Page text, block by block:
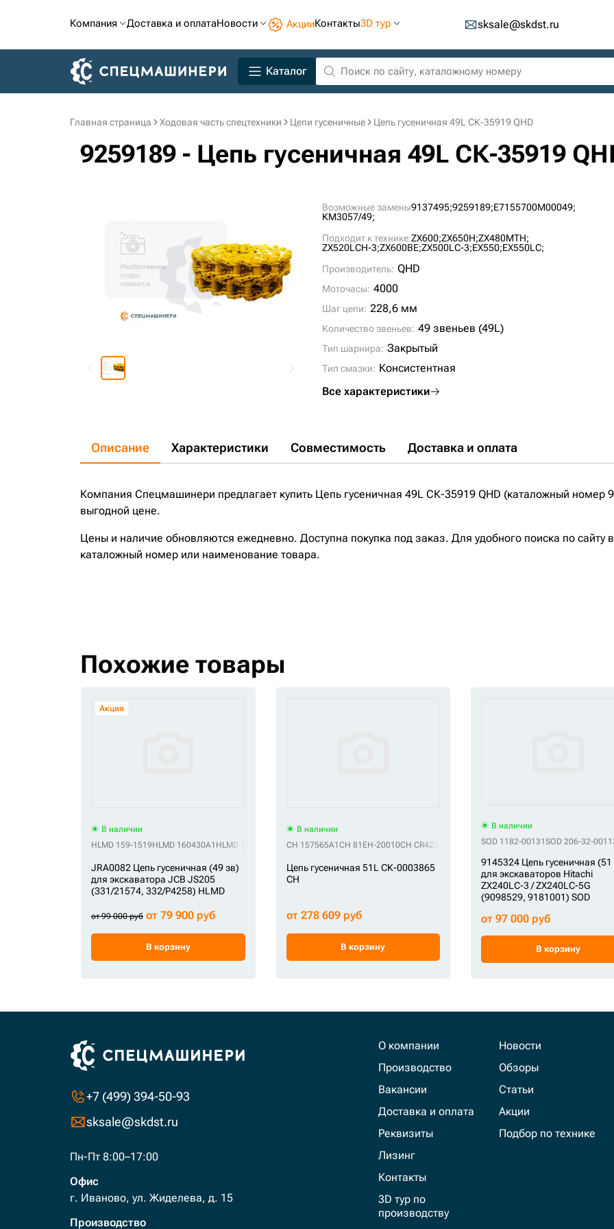
Компания Доставка и оплатаНовости АкцииКонтакты3D тур sksale@skdst.ru
Каталог
Главная страница Ходовая часть спецтехники Цепи гусеничные Цепь гусеничная 49L СК-35919 QHD
9259189 - Цепь гусеничная 49L СК-35919
Возможные замены9137495;9259189;E7155700M00049;
KM3057/49;
Подходит к технике:ZX600;ZX650H;ZX480MTH;
ZX520LCH-3;ZX600BE;ZX500LC-3;EX550;EX550LC;
Производитель: QHD
Моточасы: 4000
Шаг цепи: 228,6 мм
Количество звеньев: 49 звеньев (49L)
Тип шарнира: Закрытый
Тип смазки: Консистентная
Все характеристики
Описание Характеристики Совместимость Доставка и оплата
Компания Спецмашинери предлагает купить Цепь гусеничная 49L СК-35919 QHD (каталожный номер
выгодной цене.
Цены и наличие обновляются ежедневно. Доступна покупка под заказ. Для удобного поиска по сайту
каталожный номер или наименование товара.
Похожие товары
Акция
В наличии
HLMD 159-1519HLMD 160430A1 HLMD 168274A1 HLMD 194-1608HLMD 331/21574HLMD 332/P4258 HLMD 72210200HLMD 878812HLMD
JRA0082 Цепь гусеничная (49 зв)
для экскаватора JCB JS205
(331/21574, 332/P4258) HLMD
от 99 000 руб от 79 900 руб
В корзину
В наличии
CH 157565A1 CH 81EH-20010CH CR4235/51 CH EY4078A0M00051CH VCR4235/51HDV
Цепь гусеничная 51L СК-0003865
CH
от 278 609 руб
В корзину
В наличии
SOD 1182-00131SOD 206-32-
9145324 Цепь гусеничная (51
для экскаваторов Hitachi
ZX240LC-3 / ZX240LC-5G
(9098529, 9181001) SOD
от 97 000 руб
В корзину
+7 (499) 394-50-93
sksale@skdst.ru
Пн-Пт 8:00–17:00
Офис
г. Иваново, ул. Жиделева, д. 15
Производство
О компании
Производство
Вакансии
Доставка и оплата
Реквизиты
Лизинг
Контакты
3D тур по
производству
Новости
Обзоры
Статьи
Акции
Подбор по технике